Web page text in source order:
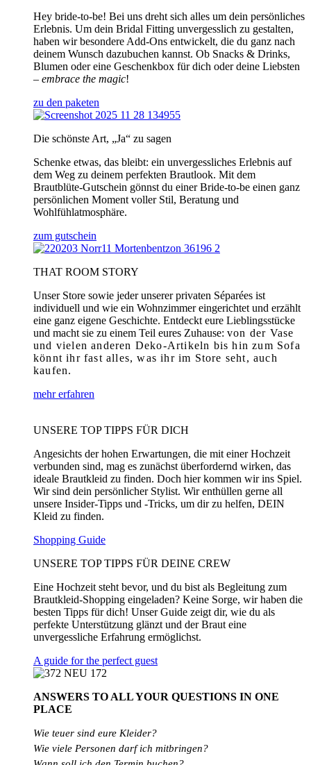
Hey bride-to-be! Bei uns dreht sich alles um dein persönliches
Erlebnis. Um dein Bridal Fitting unvergesslich zu gestalten,
haben wir besondere Add-Ons entwickelt, die du ganz nach
deinem Wunsch dazubuchen kannst. Ob Snacks & Drinks,
Blumen oder eine Geschenkbox für dich oder deine Liebsten
– embrace the magic!
zu den paketen
Die schönste Art, „Ja“ zu sagen
Schenke etwas, das bleibt: ein unvergessliches Erlebnis auf
dem Weg zu deinem perfekten Brautlook. Mit dem
Brautblüte-Gutschein gönnst du einer Bride-to-be einen ganz
persönlichen Moment voller Stil, Beratung und
Wohlfühlatmosphäre.
zum gutschein
THAT ROOM STORY
Unser Store sowie jeder unserer privaten Séparées ist
individuell und wie ein Wohnzimmer eingerichtet und erzählt
eine ganz eigene Geschichte. Entdeckt eure Lieblingsstücke
und macht sie zu einem Teil eures Zuhause: von der Vase
und vielen anderen Deko-Artikeln bis hin zum Sofa
könnt ihr fast alles, was ihr im Store seht, auch
kaufen.
mehr erfahren
UNSERE TOP TIPPS FÜR DICH
Angesichts der hohen Erwartungen, die mit einer Hochzeit
verbunden sind, mag es zunächst überfordernd wirken, das
ideale Brautkleid zu finden. Doch hier kommen wir ins Spiel.
Wir sind dein persönlicher Stylist. Wir enthüllen gerne all
unsere Insider-Tipps und -Tricks, um dir zu helfen, DEIN
Kleid zu finden.
Shopping Guide
UNSERE TOP TIPPS FÜR DEINE CREW
Eine Hochzeit steht bevor, und du bist als Begleitung zum
Brautkleid-Shopping eingeladen? Keine Sorge, wir haben die
besten Tipps für dich! Unser Guide zeigt dir, wie du als
perfekte Unterstützung glänzt und der Braut eine
unvergessliche Erfahrung ermöglichst.
A guide for the perfect guest
ANSWERS TO ALLYOUR QUESTIONS IN ONE
PLACE
Wie teuer sind eure Kleider?
Wie viele Personen darf ich mitbringen?